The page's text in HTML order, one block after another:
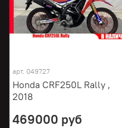
арт. 049727
Honda CRF250L Rally ,
2018
469000 руб